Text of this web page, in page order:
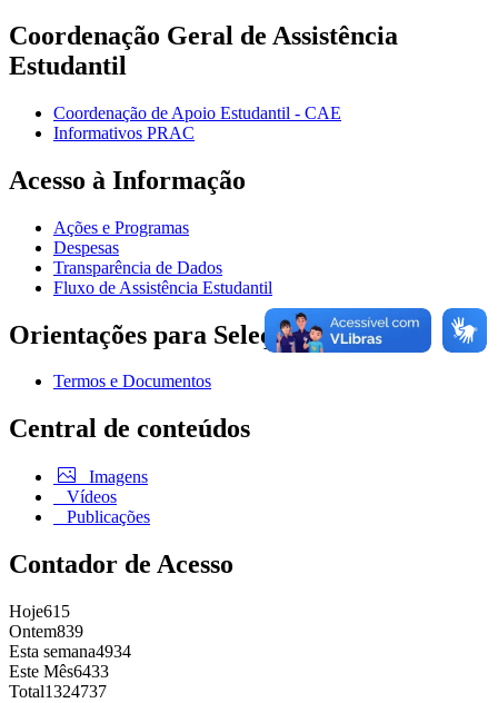
Coordenação Geral de Assistência
Estudantil
Coordenação de Apoio Estudantil - CAE
Informativos PRAC
Acesso à Informação
Ações e Programas
Despesas
Transparência de Dados
Fluxo de Assistência Estudantil
Orientações para Seleção
Termos e Documentos
Central de conteúdos
Imagens
Vídeos
Publicações
Contador de Acesso
Hoje615
Ontem839
Esta semana4934
Este Mês6433
Total1324737